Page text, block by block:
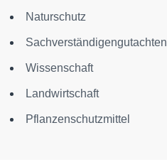
Naturschutz
Sachverständigengutachten
Wissenschaft
Landwirtschaft
Pflanzenschutzmittel